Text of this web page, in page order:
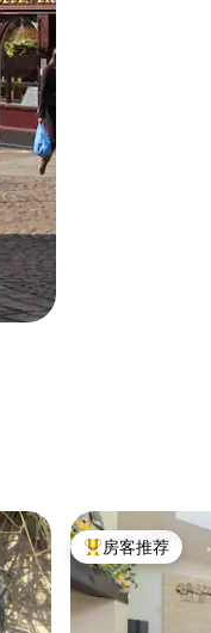
热门「房客推荐」
房客推荐